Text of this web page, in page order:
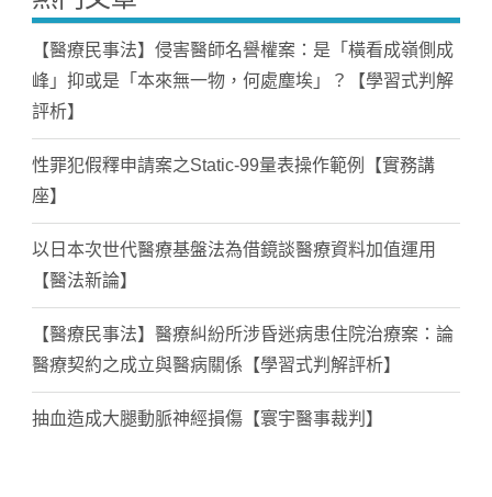
【醫療民事法】侵害醫師名譽權案：是「橫看成嶺側成
峰」抑或是「本來無一物，何處塵埃」？【學習式判解
評析】
性罪犯假釋申請案之Static-99量表操作範例【實務講
座】
以日本次世代醫療基盤法為借鏡談醫療資料加值運用
【醫法新論】
【醫療民事法】醫療糾紛所涉昏迷病患住院治療案：論
醫療契約之成立與醫病關係【學習式判解評析】
抽血造成大腿動脈神經損傷【寰宇醫事裁判】